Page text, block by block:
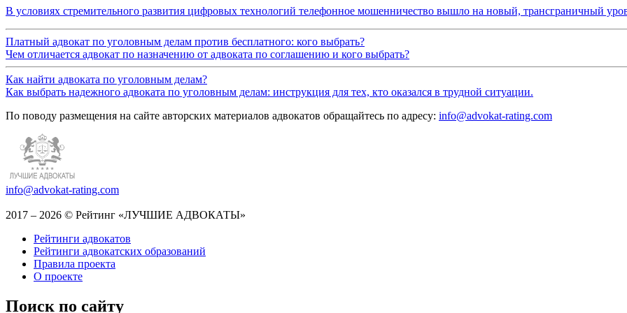
В условиях стремительного развития цифровых технологий телефонное мошенничество вышло на новый, трансграничный
Платный адвокат по уголовным делам против бесплатного: кого выбрать?
Чем отличается адвокат по назначению от адвоката по соглашению и кого выбрать?
Как найти адвоката по уголовным делам?
Как выбрать надежного адвоката по уголовным делам: инструкция для тех, кто оказался в трудной ситуации.
По поводу размещения на сайте авторских материалов адвокатов обращайтесь по адресу: info@advokat-rating.com
info@advokat-rating.com
2017 – 2026 © Рейтинг «ЛУЧШИЕ АДВОКАТЫ»
Рейтинги адвокатов
Рейтинги адвокатских образований
Правила проекта
О проекте
Поиск по сайту